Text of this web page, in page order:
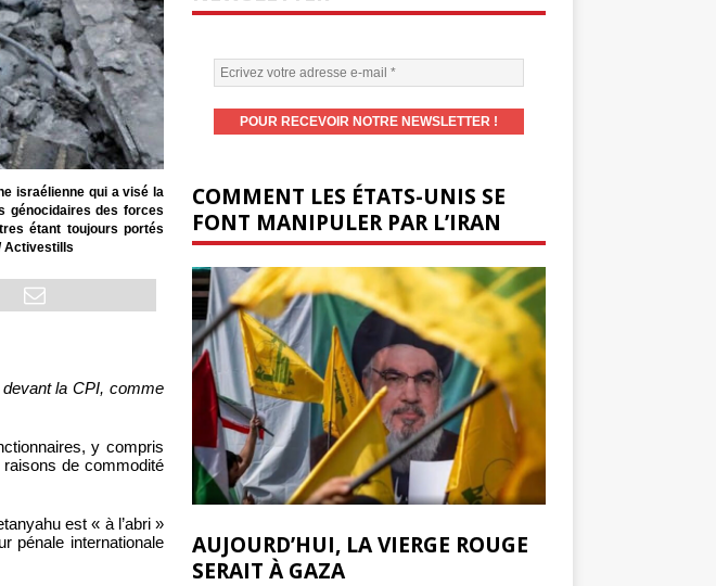
israélienne qui a visé la
génocidaires des forces
étant toujours portés
Activestills
la CPI, comme
y compris
de commodité
est « à l’abri »
pénale internationale
COMMENT LES ÉTATS-UNIS SE
FONT MANIPULER PAR L’IRAN
AUJOURD’HUI, LA VIERGE ROUGE
SERAIT À GAZA